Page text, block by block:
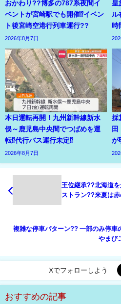
おかわり??博多の787系夜間イ
ベントが宮崎駅でも開催⁉イベン
ト後宮崎空港行列車運行??
2026年8月7日
皇
ル
時
本日運転再開！九州新幹線新水
俣～鹿児島中央間でつばめを運
転⁉代行バス運行未定⁉
2026年8月7日
採
田
が
王位継承??北海道
ストラン??来夏は
複雑な停車パターン?? 一部のみ停車
やまび
Xでフォローしよう
おすすめの記事